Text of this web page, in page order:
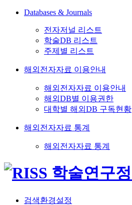
Databases & Journals
전자저널 리스트
학술DB 리스트
주제별 리스트
해외전자자료 이용안내
해외전자자료 이용안내
해외DB별 이용권한
대학별 해외DB 구독현황
해외전자자료 통계
해외전자자료 통계
검색환경설정